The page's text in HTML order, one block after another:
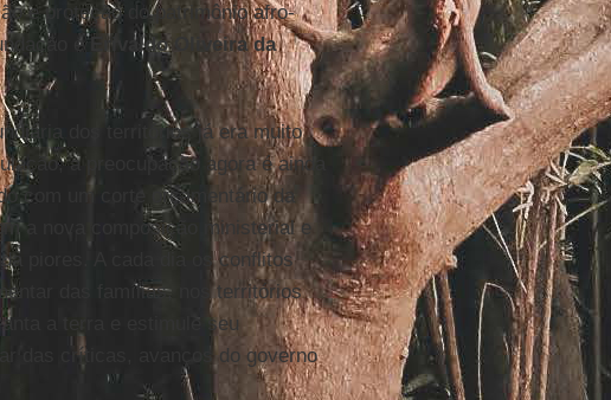
e proteção do patrimônio afro-
éErivaldo Oliveira da
dos territórios já era muito
a preocupação agora é ainda
com um corte orçamentário da
a nova composição ministerial e
piores. A cada dia os conflitos
das famílias, nos territórios
a terra e estimule seu
das críticas, avanços do governo